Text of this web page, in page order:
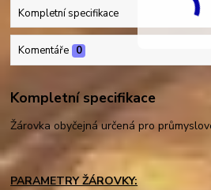
Kompletní specifikace
Komentáře 0
Kompletní specifikace
Žárovka obyčejná určená pro
PARAMETRY ŽÁROVKY: